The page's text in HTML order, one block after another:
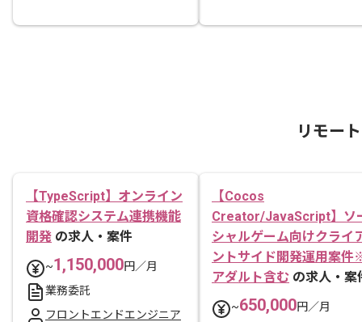
リモー
【TypeScript】オンライン
資格確認システム連携機能
開発 の求人・案件
~1,150,000円／月
業務委託
フロントエンドエンジニア
【Cocos
Creator/JavaScript】ソ
シャルゲーム向けクライ
ントサイド開発運用案件
アダルト含む の求人・案
~650,000円／月